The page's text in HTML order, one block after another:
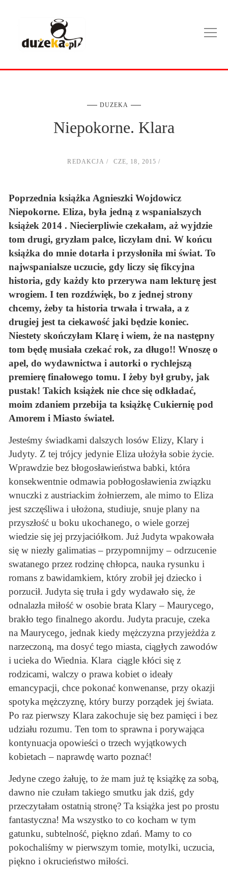
DUZEKA
Niepokorne. Klara
REDAKCJA CZE, 18, 2015
Poprzednia książka Agnieszki Wojdowicz
Niepokorne. Eliza, była jedną z wspanialszych
książek 2014 . Niecierpliwie czekałam, aż wyjdzie
tom drugi, gryzłam palce, liczyłam dni. W końcu
książka do mnie dotarła i przysłoniła mi świat. To
najwspanialsze uczucie, gdy liczy się fikcyjna
historia, gdy każdy kto przerywa nam lekturę jest
wrogiem. I ten rozdźwięk, bo z jednej strony
chcemy, żeby ta historia trwała i trwała, a z
drugiej jest ta ciekawość jaki będzie koniec.
Niestety skończyłam Klarę i wiem, że na następny
tom będę musiała czekać rok, za długo!! Wnoszę o
apel, do wydawnictwa i autorki o rychlejszą
premierę finałowego tomu. I żeby był gruby, jak
pustak! Takich książek nie chce się odkładać,
moim zdaniem przebija ta książkę Cukiernię pod
Amorem i Miasto świateł.
Jesteśmy świadkami dalszych losów Elizy, Klary i
Judyty. Z tej trójcy jedynie Eliza ułożyła sobie życie.
Wprawdzie bez błogosławieństwa babki, która
konsekwentnie odmawia pobłogosławienia związku
wnuczki z austriackim żołnierzem, ale mimo to Eliza
jest szczęśliwa i ułożona, studiuje, snuje plany na
przyszłość u boku ukochanego, o wiele gorzej
wiedzie się jej przyjaciółkom. Już Judyta wpakowała
się w niezły galimatias – przypomnijmy – odrzucenie
swatanego przez rodzinę chłopca, nauka rysunku i
romans z bawidamkiem, który zrobił jej dziecko i
porzucił. Judyta się truła i gdy wydawało się, że
odnalazła miłość w osobie brata Klary – Maurycego,
brakło tego finalnego akordu. Judyta pracuje, czeka
na Maurycego, jednak kiedy mężczyzna przyjeżdża z
narzeczoną, ma dosyć tego miasta, ciągłych zawodów
i ucieka do Wiednia. Klara ciągle kłóci się z
rodzicami, walczy o prawa kobiet o ideały
emancypacji, chce pokonać konwenanse, przy okazji
spotyka mężczyznę, który burzy porządek jej świata.
Po raz pierwszy Klara zakochuje się bez pamięci i bez
udziału rozumu. Ten tom to sprawna i porywająca
kontynuacja opowieści o trzech wyjątkowych
kobietach – naprawdę warto poznać!
Jedyne czego żałuję, to że mam już tę książkę za sobą,
dawno nie czułam takiego smutku jak dziś, gdy
przeczytałam ostatnią stronę? Ta książka jest po prostu
fantastyczna! Ma wszystko to co kocham w tym
gatunku, subtelność, piękno zdań. Mamy to co
pokochaliśmy w pierwszym tomie, motylki, uczucia,
piękno i okrucieństwo miłości.